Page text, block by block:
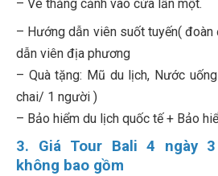
– Vé thắng cảnh vào cửa lần một.
– Hướng dẫn viên suốt tuyến(
dẫn viên địa phương
– Quà tặng: Mũ du lịch, Nước
chai/ 1 người )
– Bảo hiểm du lịch quốc tế + Bảo
3. Giá Tour Bali 4 ngày
không bao gồm